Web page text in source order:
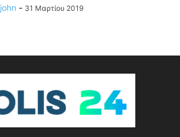
john - 31 Μαρτίου 2019